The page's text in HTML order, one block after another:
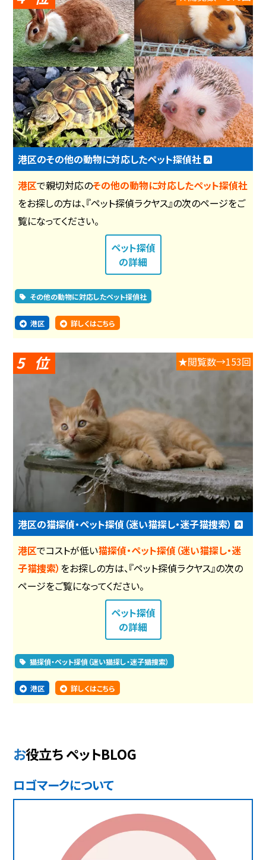
港区のその他の動物に対応したペット探偵社
港区で親切対応のその他の動物に対応したペット探偵社
をお探しの方は、『ペット探偵ラクヤス』の次のページをご
覧になってください。
ペット探偵
の詳細
その他の動物に対応したペット探偵社
港区 詳しくはこちら
5 ★閲覧数→153回
港区の猫探偵・ペット探偵（迷い猫探し・迷子猫捜索）
港区でコストが低い猫探偵・ペット探偵（迷い猫探し・迷
子猫捜索） をお探しの方は、『ペット探偵ラクヤス』の次の
ページをご覧になってください。
ペット探偵
の詳細
猫探偵・ペット探偵（迷い猫探し・迷子猫捜索）
港区 詳しくはこちら
お役立ち ペットBLOG
ロゴマークについて